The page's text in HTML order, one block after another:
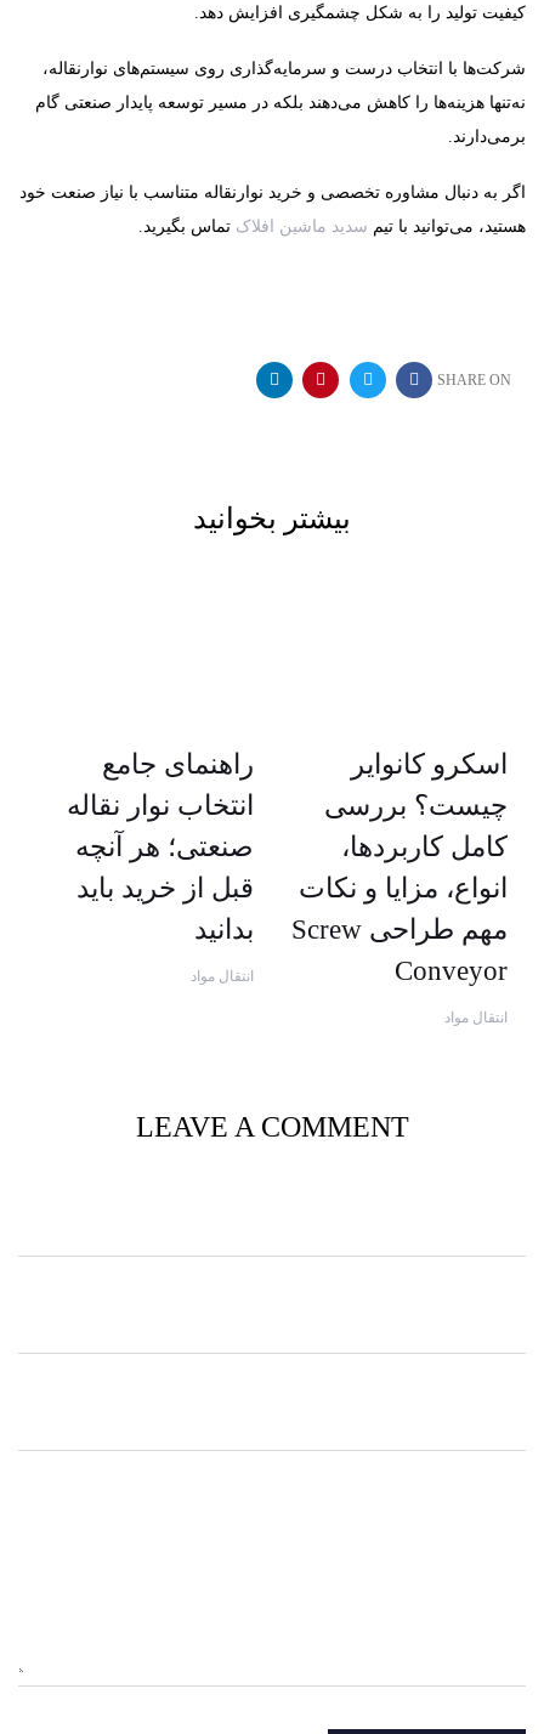
کیفیت تولید را به شکل چشمگیری افزایش دهد.
شرکت‌ها با انتخاب درست و سرمایه‌گذاری روی سیستم‌های نوارنقاله،
نه‌تنها هزینه‌ها را کاهش می‌دهند بلکه در مسیر توسعه پایدار صنعتی گام
برمی‌دارند.
اگر به دنبال مشاوره تخصصی و خرید نوارنقاله متناسب با نیاز صنعت خود
هستید، می‌توانید با تیم سدید ماشین افلاک تماس بگیرید.
SHARE ON
بیشتر بخوانید
اسکرو کانوایر
چیست؟ بررسی
کامل کاربردها،
انواع، مزایا و نکات
مهم طراحی Screw
Conveyor
انتقال مواد
راهنمای جامع
انتخاب نوار نقاله
صنعتی؛ هر آنچه
قبل از خرید باید
بدانید
انتقال مواد
LEAVE A COMMENT